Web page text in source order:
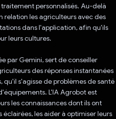
personnalisés. Au-delà
les agriculteurs avec des
dans l'application, afin qu'ils
leurs cultures.
par Gemini, sert de conseiller
des réponses instantanées
qu'il s'agisse de problèmes de santé
L'IA Agrobot est
les connaissances dont ils ont
les aider à optimiser leurs